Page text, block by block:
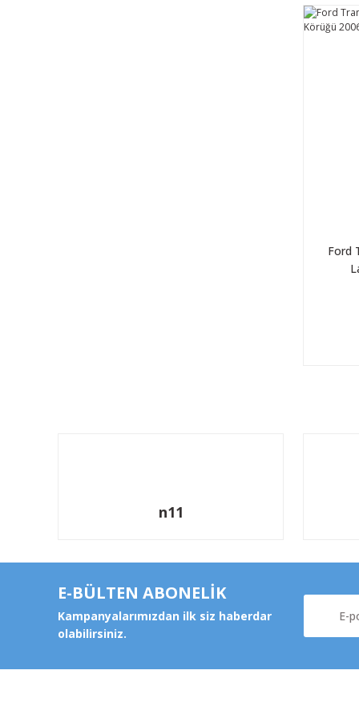
Ford
n11
E-BÜLTEN ABONELİK
Kampanyalarımızdan ilk siz haberdar
olabilirsiniz.